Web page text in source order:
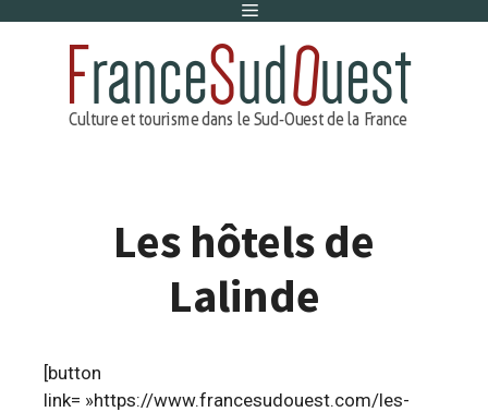
Menu
Les hôtels de
Lalinde
[button
link= »https://www.francesudouest.com/les-